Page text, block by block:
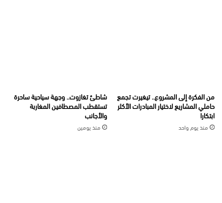
من الفكرة إلى المشروع.. تيغيرت تجمع
حاملي المشاريع لاختيار المبادرات الأكثر
ابتكارا
منذ يوم واحد
شاطئ تغازوت.. وجهة سياحية ساحرة
تستقطب المصطافين المغاربة
والأجانب
منذ يومين